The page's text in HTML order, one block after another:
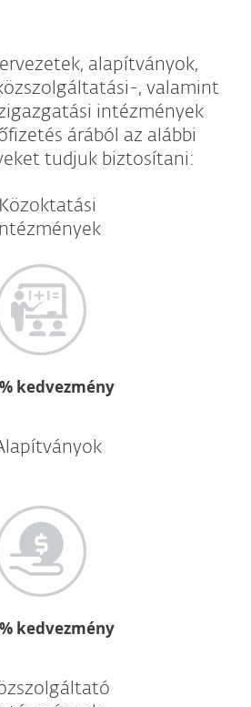
alapítványok,
, valamint
intézmények
árából az alábbi
tudjuk biztosítani:
Közoktatási
kedvezmény
kedvezmény